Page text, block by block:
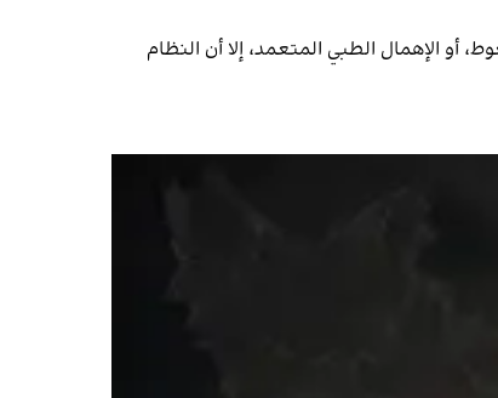
الإهمال الطبي المتعمد، إلا أن النظام